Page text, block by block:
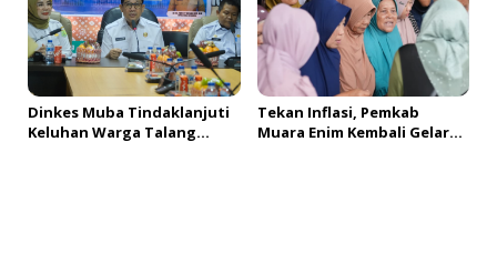
Dinkes Muba Tindaklanjuti
Keluhan Warga Talang
Tekan Inflasi, Pemkab
Muara Enim Kembali Gelar